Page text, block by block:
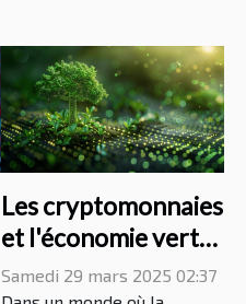
Les cryptomonnaies
et l'économie verte
trouver des actifs
Samedi 29 mars 2025 02:37